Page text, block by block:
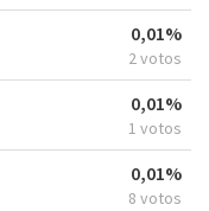
0,01%
2 votos
0,01%
1 votos
0,01%
8 votos